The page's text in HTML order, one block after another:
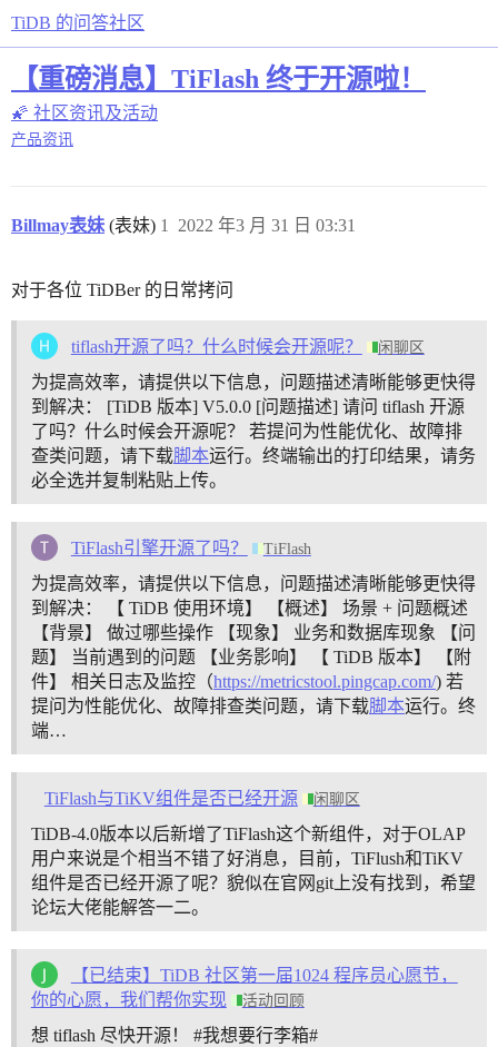
TiDB 的问答社区
【重磅消息】TiFlash 终于开源啦！
🌠 社区资讯及活动
产品资讯
Billmay表妹 (表妹) 2022 年3 月 31 日 03:31
1
对于各位 TiDBer 的日常拷问
tiflash开源了吗？什么时候会开源呢？ 闲聊区
为提高效率，请提供以下信息，问题描述清晰能够更快得
到解决： [TiDB 版本] V5.0.0 [问题描述] 请问 tiflash 开源
了吗？什么时候会开源呢？ 若提问为性能优化、故障排
查类问题，请下载脚本运行。终端输出的打印结果，请务
必全选并复制粘贴上传。
TiFlash引擎开源了吗？ TiFlash
为提高效率，请提供以下信息，问题描述清晰能够更快得
到解决： 【 TiDB 使用环境】 【概述】 场景 + 问题概述
【背景】 做过哪些操作 【现象】 业务和数据库现象 【问
题】 当前遇到的问题 【业务影响】 【 TiDB 版本】 【附
件】 相关日志及监控（https://metricstool.pingcap.com/) 若
提问为性能优化、故障排查类问题，请下载脚本运行。终
端…
TiFlash与TiKV组件是否已经开源 闲聊区
TiDB-4.0版本以后新增了TiFlash这个新组件，对于OLAP
用户来说是个相当不错了好消息，目前，TiFlush和TiKV
组件是否已经开源了呢？貌似在官网git上没有找到，希望
论坛大佬能解答一二。
【已结束】TiDB 社区第一届1024 程序员心愿节，
你的心愿，我们帮你实现
活动回顾
想 tiflash 尽快开源！ #我想要行李箱#